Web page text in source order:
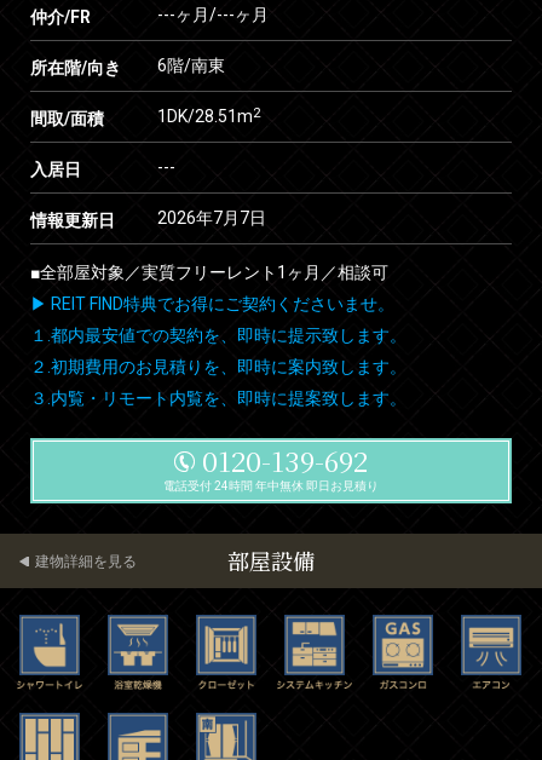
仲介/FR ---ヶ月/---ヶ月
所在階/向き 6階/南東
間取/面積 1DK/28.51m2
入居日 ---
情報更新日 2026年7月7日
■全部屋対象／実質フリーレント1ヶ月／相談可
▶ REIT FIND特典でお得にご契約くださいませ。
１.都内最安値での契約を、即時に提示致します。
２.初期費用のお見積りを、即時に案内致します。
３.内覧・リモート内覧を、即時に提案致します。
0120-139-692
電話受付 24時間 年中無休 即日お見積り
部屋設備
建物詳細を見る